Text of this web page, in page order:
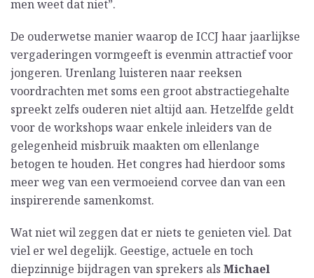
men weet dat niet”.
De ouderwetse manier waarop de ICCJ haar jaarlijkse
vergaderingen vormgeeft is evenmin attractief voor
jongeren. Urenlang luisteren naar reeksen
voordrachten met soms een groot abstractiegehalte
spreekt zelfs ouderen niet altijd aan. Hetzelfde geldt
voor de workshops waar enkele inleiders van de
gelegenheid misbruik maakten om ellenlange
betogen te houden. Het congres had hierdoor soms
meer weg van een vermoeiend corvee dan van een
inspirerende samenkomst.
Wat niet wil zeggen dat er niets te genieten viel. Dat
viel er wel degelijk. Geestige, actuele en toch
diepzinnige bijdragen van sprekers als Michael